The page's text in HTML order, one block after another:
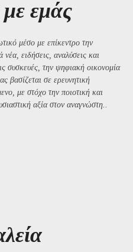
εμάς
μέσο με επίκεντρο την
νέα, ειδήσεις, αναλύσεις και
συσκευές, την ψηφιακή οικονομία
βασίζεται σε ερευνητική
με στόχο την ποιοτική και
αξία στον αναγνώστη..